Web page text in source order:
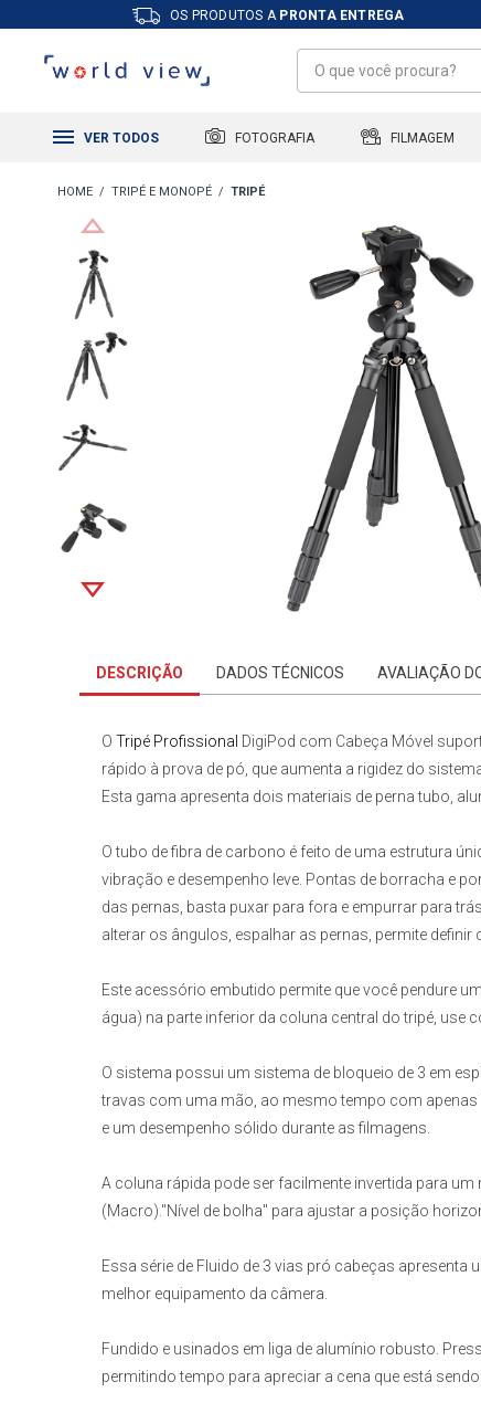
OS PRODUTOS A PRONTA ENTREGA
VER TODOS FOTOGRAFIA FILMAGEM
TRIPÉ E MONOPÉ TRIPÉ
DESCRIÇÃO DADOS TÉCNICOS AVALIAÇÃO
O Tripé Profissional DigiPod com Cabeça Móvel
rápido à prova de pó, que aumenta a rigidez do
Esta gama apresenta dois materiais de perna tubo,
O tubo de fibra de carbono é feito de uma estrutura
vibração e desempenho leve. Pontas de borracha e
das pernas, basta puxar para fora e empurrar para
alterar os ângulos, espalhar as pernas, permite definir
Este acessório embutido permite que você pendure
água) na parte inferior da coluna central do tripé, use
O sistema possui um sistema de bloqueio de 3 em
travas com uma mão, ao mesmo tempo com apenas
e um desempenho sólido durante as filmagens.
A coluna rápida pode ser facilmente invertida para
(Macro)."Nível de bolha" para ajustar a posição
Essa série de Fluido de 3 vias pró cabeças apresenta
melhor equipamento da câmera.
Fundido e usinados em liga de alumínio robusto.
permitindo tempo para apreciar a cena que está